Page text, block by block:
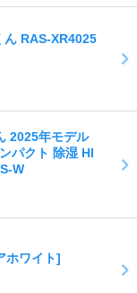
ん RAS-XR4025
2025年モデル
パクト 除湿 HI
W
ホワイト]